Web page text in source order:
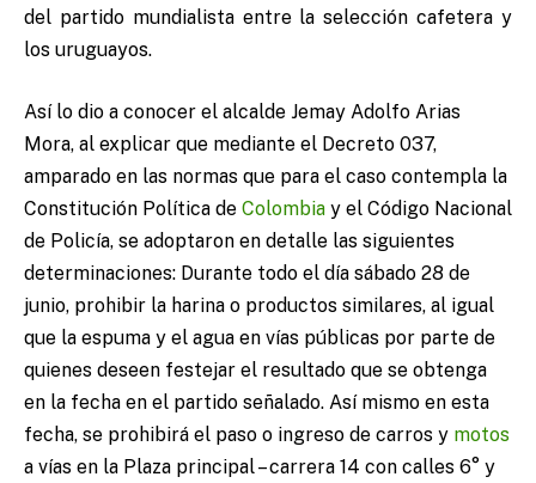
del partido mundialista entre la selección cafetera y
los uruguayos.
Así lo dio a conocer el alcalde Jemay Adolfo Arias
Mora, al explicar que mediante el Decreto 037,
amparado en las normas que para el caso contempla la
Constitución Política de Colombia y el Código Nacional
de Policía, se adoptaron en detalle las siguientes
determinaciones: Durante todo el día sábado 28 de
junio, prohibir la harina o productos similares, al igual
que la espuma y el agua en vías públicas por parte de
quienes deseen festejar el resultado que se obtenga
en la fecha en el partido señalado. Así mismo en esta
fecha, se prohibirá el paso o ingreso de carros y motos
a vías en la Plaza principal – carrera 14 con calles 6° y